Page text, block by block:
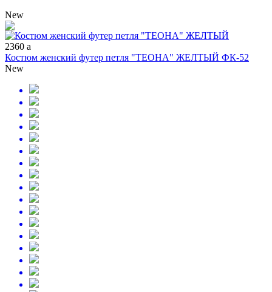
New
2360 a
Костюм женский футер петля "ТЕОНА" ЖЕЛТЫЙ ФК-52
New